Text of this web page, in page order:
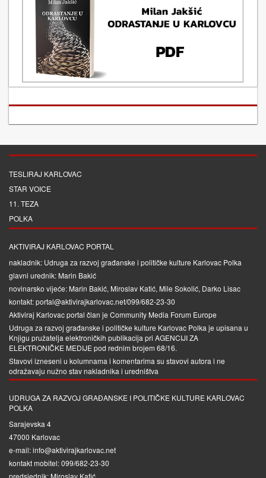
TESLIRAJ KARLOVAC
STAR VOICE
11. TEZA
POLKA
AKTIVIRAJ KARLOVAC PORTAL
nakladnik: Udruga za razvoj građanske i političke kulture Karlovac Polka
glavni urednik: Marin Bakić
novinarsko vijeće: Marin Bakić, Miroslav Katić, Mile Sokolić, Darko Lisac
kontakt: portal@aktivirajkarlovac.net/099/682-23-30
Aktiviraj Karlovac portal član je Community Media Forum Europe
Udruga za razvoj građanske i političke kulture Karlovac Polka je upisana u
Knjigu pružatelja elektroničkih publikacija pri AGENCIJI ZA
ELEKTRONIČKE MEDIJEpod rednim brojem 68/16.
Stavovi izneseni u kolumnama i komentarima su stavovi autora i ne
odražavaju nužno stav nakladnika i uredništva
UDRUGA ZA RAZVOJ GRAĐANSKE I POLITIČKE KULTURE KARLOVAC
POLKA
Sarajevska 4
47000 Karlovac
e-mail: info@aktivirajkarlovac.net
kontakt mobitel: 099/682-23-30
predsjednik: Miroslav Katić